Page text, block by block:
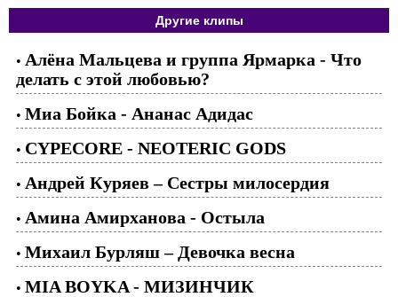
Другие клипы
• Алёна Мальцева и группа Ярмарка - Что
делать с этой любовью?
• Миа Бойка - Ананас Адидас
• CYPECORE - NEOTERIC GODS
• Андрей Куряев – Сестры милосердия
• Амина Амирханова - Остыла
• Михаил Бурляш – Девочка весна
• MIA BOYKA - МИЗИНЧИК